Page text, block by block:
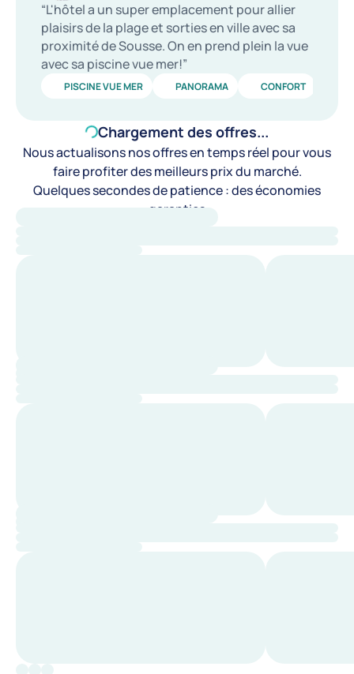
“L'hôtel a un super emplacement pour allier
plaisirs de la plage et sorties en ville avec sa
proximité de Sousse. On en prend plein la vue
avec sa piscine vue mer!”
PISCINE VUE MER PANORAMA CONFORT
Chargement des offres...
Nous actualisons nos offres en temps réel pour vous
faire profiter des meilleurs prix du marché.
Quelques secondes de patience : des économies
garanties